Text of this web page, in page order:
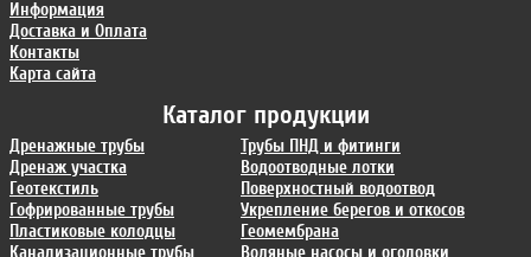
Каталог продукции
Дренажные трубы
Дренаж участка
Геотекстиль
Гофрированные трубы
Пластиковые колодцы
Трубы ПНД и фитинги
Водоотводные лотки
Поверхностный водоотвод
Укрепление берегов и откосов
Геомембрана
Информация
Доставка и Оплата
Контакты
Карта сайта